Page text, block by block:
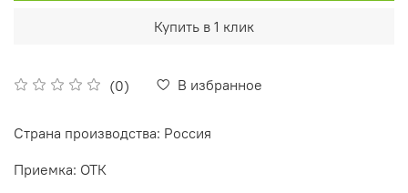
(0) В избранное
Купить в 1 клик
Страна производства: Россия
Приемка: ОТК